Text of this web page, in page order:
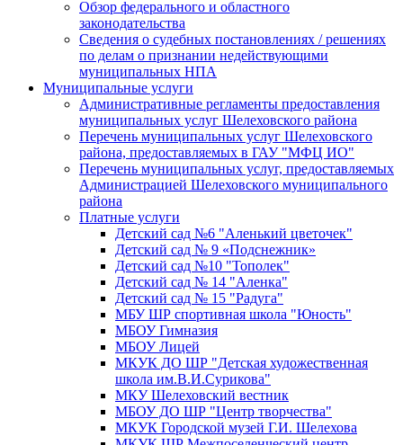
Обзор федерального и областного
законодательства
Сведения о судебных постановлениях / решениях
по делам о признании недействующими
муниципальных НПА
Муниципальные услуги
Административные регламенты предоставления
муниципальных услуг Шелеховского района
Перечень муниципальных услуг Шелеховского
района, предоставляемых в ГАУ "МФЦ ИО"
Перечень муниципальных услуг, предоставляемых
Администрацией Шелеховского муниципального
района
Платные услуги
Детский сад №6 "Аленький цветочек"
Детский сад № 9 «Подснежник»
Детский сад №10 "Тополек"
Детский сад № 14 "Аленка"
Детский сад № 15 "Радуга"
МБУ ШР спортивная школа "Юность"
МБОУ Гимназия
МБОУ Лицей
МКУК ДО ШР "Детская художественная
школа им.В.И.Сурикова"
МКУ Шелеховский вестник
МБОУ ДО ШР "Центр творчества"
МКУК Городской музей Г.И. Шелехова